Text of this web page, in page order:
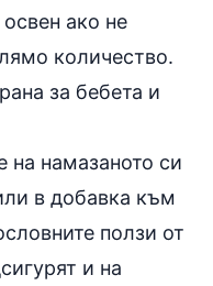
освен ако не
количество.
за бебета и
на намазаното си
в добавка към
ползи от
и на